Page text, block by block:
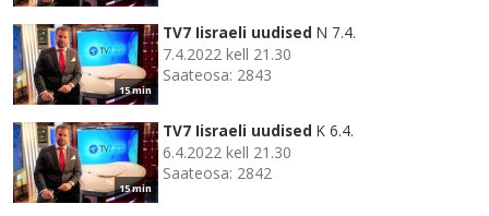
15 min
TV7 Iisraeli uudised N 7.4.
7.4.2022 kell 21.30
Saateosa: 2843
15 min
TV7 Iisraeli uudised K 6.4.
6.4.2022 kell 21.30
Saateosa: 2842